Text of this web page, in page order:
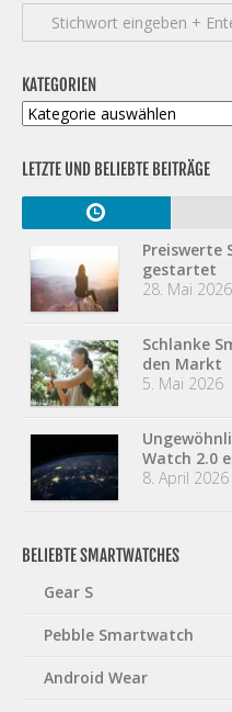
KATEGORIEN
Kategorien
LETZTE UND BELIEBTE BEITRÄGE
Preiswerte
gestartet
28. Mai 2026
Schlanke
den Markt
5. Mai 2026
Watch 2.0
8. April 2026
BELIEBTE SMARTWATCHES
Gear S
Pebble Smartwatch
Android Wear